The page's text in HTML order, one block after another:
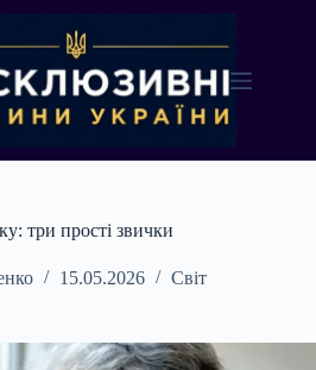
три прості звички
15.05.2026 Світ